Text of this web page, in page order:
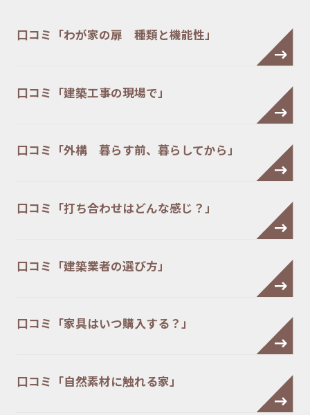
口コミ「わが家の扉 種類と機能性」
口コミ「建築工事の現場で」
口コミ「外構 暮らす前、暮らしてから」
口コミ「打ち合わせはどんな感じ？」
口コミ「建築業者の選び方」
口コミ「家具はいつ購入する？」
口コミ「自然素材に触れる家」